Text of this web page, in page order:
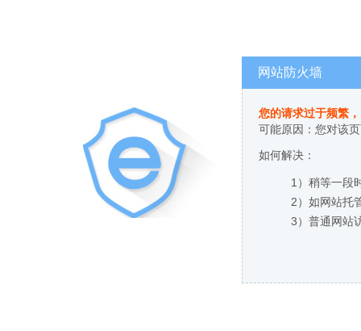
网站防火墙
您的请求过于频繁
可能原因：您对该
如何解决：
1）稍等一段
2）如网站托
3）普通网站